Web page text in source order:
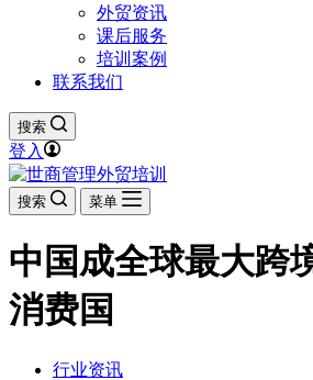
外贸资讯
课后服务
培训案例
联系我们
搜索
登入
搜索 菜单
中国成全球最大跨
消费国
行业资讯